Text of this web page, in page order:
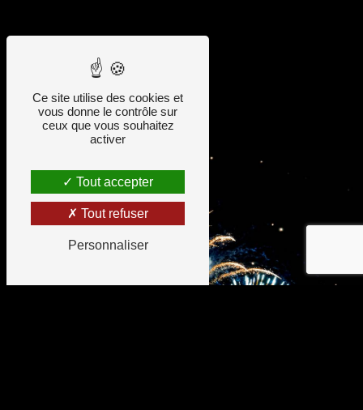
Contactez-nous
Ce site utilise des cookies et
vous donne le contrôle sur
ceux que vous souhaitez
activer
Tout accepter
Tout refuser
Personnaliser